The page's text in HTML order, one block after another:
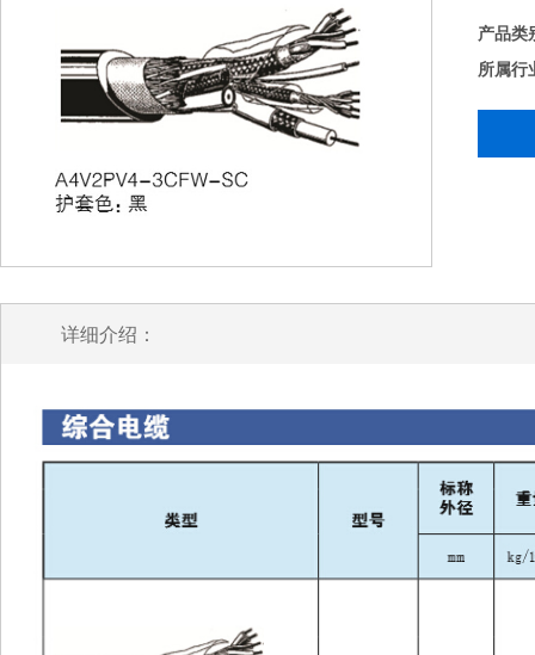
产品类
所属行
详细介绍：